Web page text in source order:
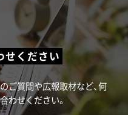
せください
ご質問や広報取材など、何
わせください。